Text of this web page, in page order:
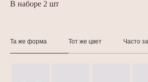
В наборе 2 шт
Та же форма Тот же цвет Часто